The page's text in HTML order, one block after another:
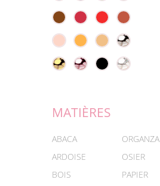
MATIÈRES
ABACA
ARDOISE
BOIS
ORGANZA
OSIER
PAPIER